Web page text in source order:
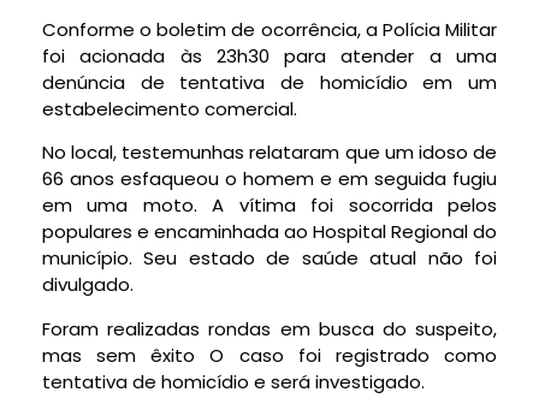
Conforme o boletim de ocorrência, a Polícia Militar
foi acionada às 23h30 para atender a uma
denúncia de tentativa de homicídio em um
estabelecimento comercial.
No local, testemunhas relataram que um idoso de
66 anos esfaqueou o homem e em seguida fugiu
em uma moto. A vítima foi socorrida pelos
populares e encaminhada ao Hospital Regional do
município. Seu estado de saúde atual não foi
divulgado.
Foram realizadas rondas em busca do suspeito,
mas sem êxito O caso foi registrado como
tentativa de homicídio e será investigado.